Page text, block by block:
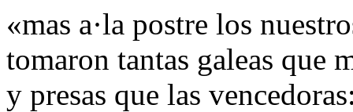
«mas a·la postre los
tomaron tantas galeas que
y presas que las